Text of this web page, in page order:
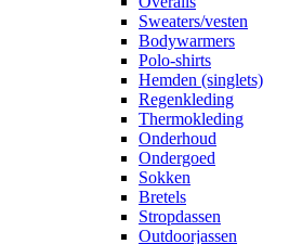
Sweaters/vesten
Bodywarmers
Polo-shirts
Hemden (singlets)
Regenkleding
Thermokleding
Onderhoud
Ondergoed
Sokken
Bretels
Stropdassen
Outdoorjassen